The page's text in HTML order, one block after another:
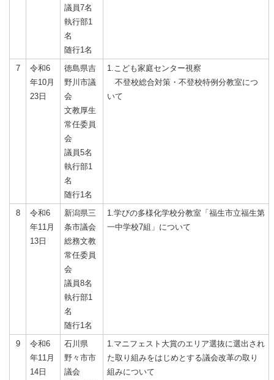
議員7名
執行部1
名
随行1名
7
令和6
年10月
23日
徳島県吉
野川市議
会
文教厚生
常任委員
会
議員5名
執行部1
名
随行1名
1.こども家庭センター視察
不登校総合対策・不登校特例分教室につ
いて
8
令和6
年11月
13日
新潟県三
条市議会
総務文教
常任委員
会
議員8名
執行部1
名
随行1名
1.学びの多様化学校分教室「福生市立福生第
一中学校7組」について
9
令和6
年11月
14日
石川県
野々市市
議会
1.マニフェスト大賞のエリア選抜に選出され
た取り組みをはじめとする議会改革の取り
組みについて